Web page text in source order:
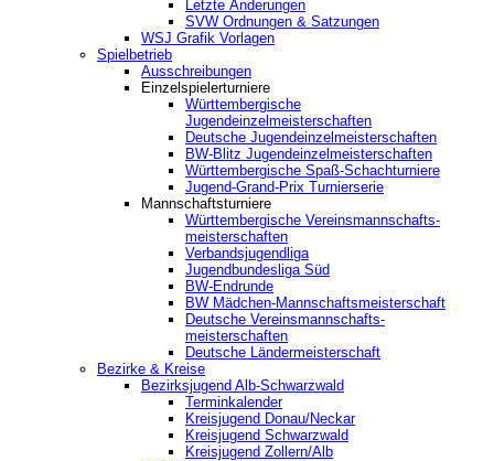
Letzte Änderungen
SVW Ordnungen & Satzungen
WSJ Grafik Vorlagen
Spielbetrieb
Ausschreibungen
Einzelspielerturniere
Württembergische
Jugendeinzelmeisterschaften
Deutsche Jugendeinzelmeisterschaften
BW-Blitz Jugendeinzelmeisterschaften
Württembergische Spaß-Schachturniere
Jugend-Grand-Prix Turnierserie
Mannschaftsturniere
Württembergische Vereinsmannschafts-
meisterschaften
Verbandsjugendliga
Jugendbundesliga Süd
BW-Endrunde
BW Mädchen-Mannschaftsmeisterschaft
Deutsche Vereinsmannschafts-
meisterschaften
Deutsche Ländermeisterschaft
Bezirke & Kreise
Bezirksjugend Alb-Schwarzwald
Terminkalender
Kreisjugend Donau/Neckar
Kreisjugend Schwarzwald
Kreisjugend Zollern/Alb